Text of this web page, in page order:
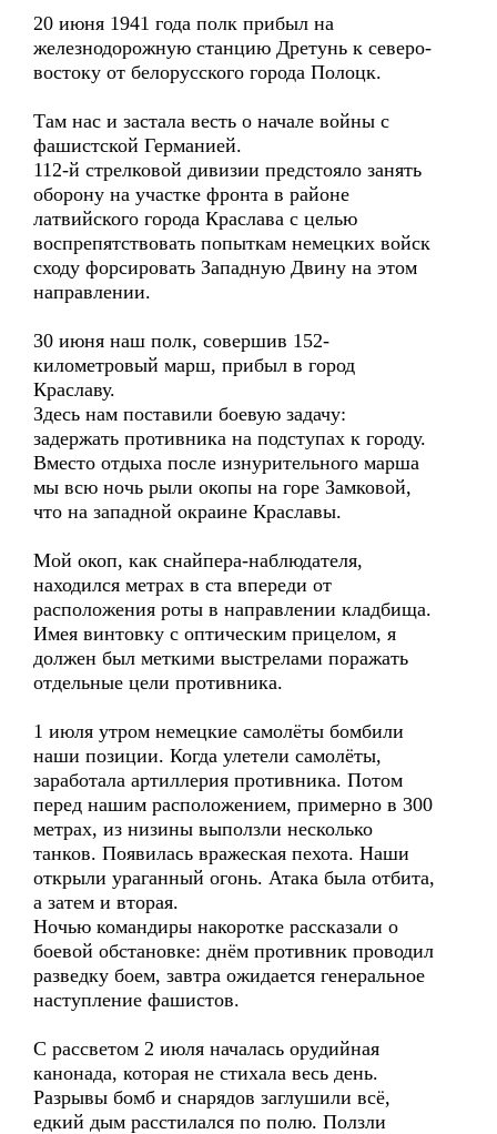
20 июня 1941 года полк прибыл на
железнодорожную станцию Дретунь к северо-
востоку от белорусского города Полоцк.
Там нас и застала весть о начале войны с
фашистской Германией.
112-й стрелковой дивизии предстояло занять
оборону на участке фронта в районе
латвийского города Краслава с целью
воспрепятствовать попыткам немецких войск
сходу форсировать Западную Двину на этом
направлении.
30 июня наш полк, совершив 152-
километровый марш, прибыл в город
Краславу.
Здесь нам поставили боевую задачу:
задержать противника на подступах к городу.
Вместо отдыха после изнурительного марша
мы всю ночь рыли окопы на горе Замковой,
что на западной окраине Краславы.
Мой окоп, как снайпера-наблюдателя,
находился метрах в ста впереди от
расположения роты в направлении кладбища.
Имея винтовку с оптическим прицелом, я
должен был меткими выстрелами поражать
отдельные цели противника.
1 июля утром немецкие самолёты бомбили
наши позиции. Когда улетели самолёты,
заработала артиллерия противника. Потом
перед нашим расположением, примерно в 300
метрах, из низины выползли несколько
танков. Появилась вражеская пехота. Наши
открыли ураганный огонь. Атака была отбита,
а затем и вторая.
Ночью командиры накоротке рассказали о
боевой обстановке: днём противник проводил
разведку боем, завтра ожидается генеральное
наступление фашистов.
С рассветом 2 июля началась орудийная
канонада, которая не стихала весь день.
Разрывы бомб и снарядов заглушили всё,
едкий дым расстилался по полю. Ползли